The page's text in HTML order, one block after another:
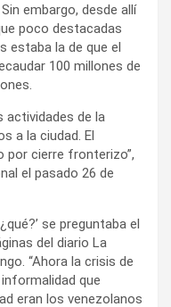
embargo, desde allí
poco destacadas
estaba la de que el
100 millones de
actividades de la
a la ciudad. El
por cierre fronterizo”,
el pasado 26 de
se preguntaba el
del diario La
“Ahora la crisis de
que
eran los venezolanos